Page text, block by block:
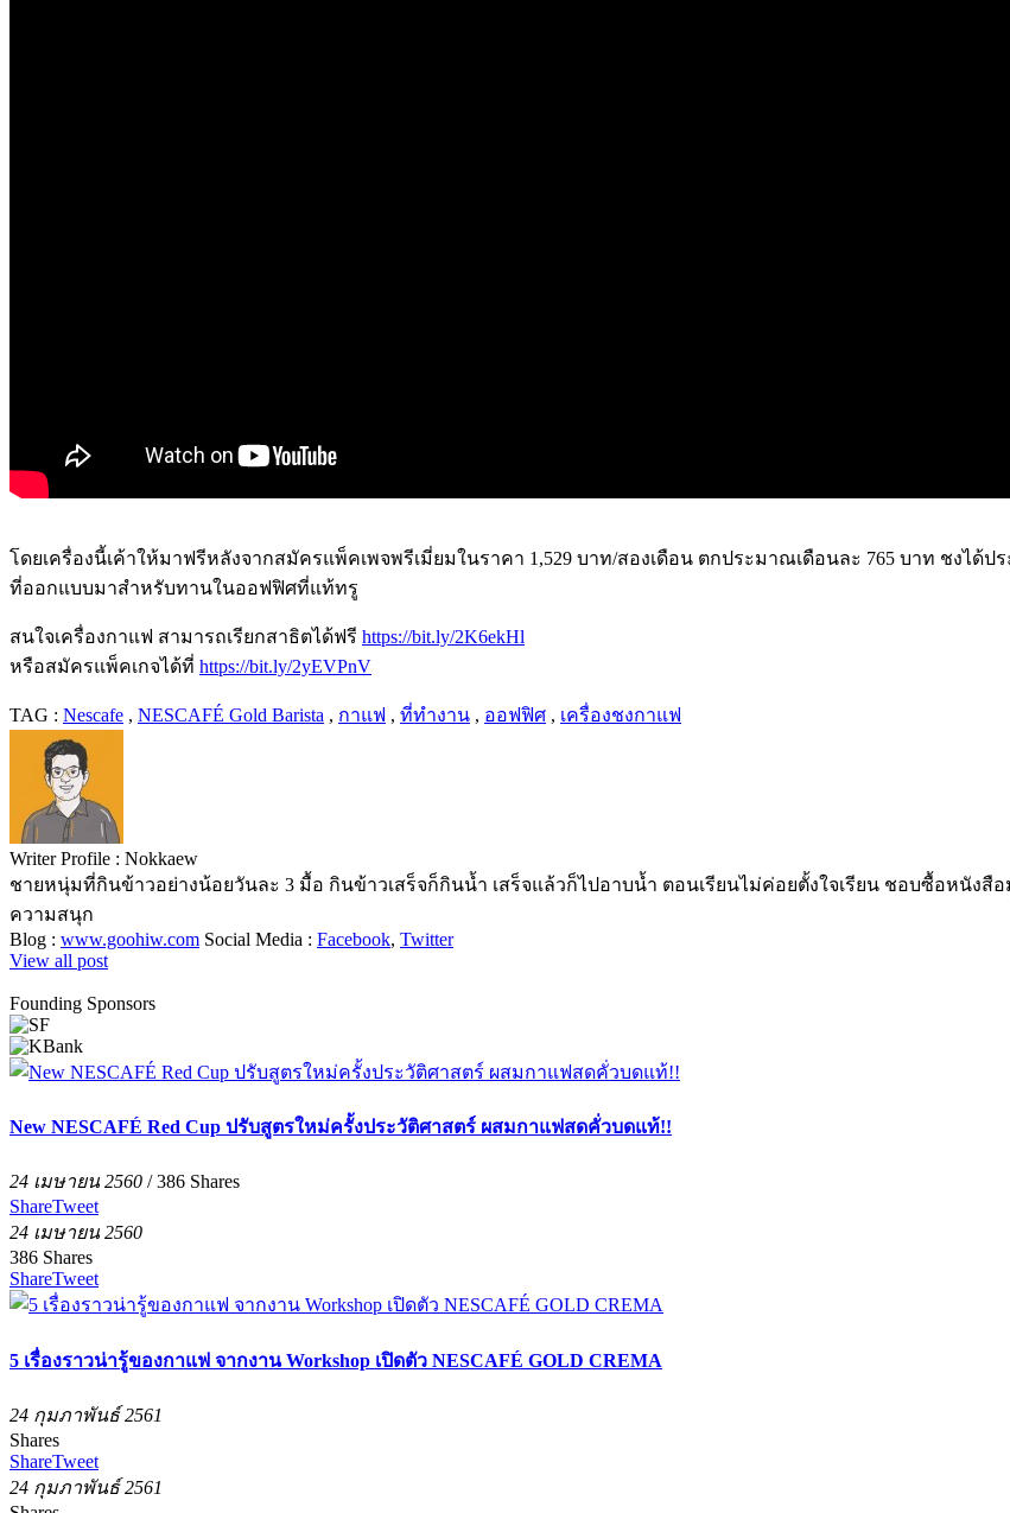
โดยเครื่องนี้เค้าให้มาฟรีหลังจากสมัครแพ็คเพจพรีเมี่ยมในราคา 1,529 บาท/สองเดือน ตกประมาณเดือนละ 765 บาท ชงได้ป
ที่ออกแบบมาสำหรับทานในออฟฟิศที่แท้ทรู
สนใจเครื่องกาแฟ สามารถเรียกสาธิตได้ฟรี https://bit.ly/2K6ekHl
หรือสมัครแพ็คเกจได้ที่ https://bit.ly/2yEVPnV
TAG : Nescafe , NESCAFÉ Gold Barista , กาแฟ , ที่ทำงาน , ออฟฟิศ , เครื่องชงกาแฟ
Writer Profile : Nokkaew
ชายหนุ่มที่กินข้าวอย่างน้อยวันละ 3 มื้อ กินข้าวเสร็จก็กินน้ำ เสร็จแล้วก็ไปอาบน้ำ ตอนเรียนไม่ค่อยตั้งใจเรียน ชอบซื้อหนัง
ความสนุก
Blog : www.goohiw.com Social Media : Facebook, Twitter
View all post
Founding Sponsors
New NESCAFÉ Red Cup ปรับสูตรใหม่ครั้งประวัติศาสตร์ ผสมกาแฟสดคั่วบดแท้!!
24 เมษายน 2560 /386 Shares
ShareTweet
24 เมษายน 2560
386 Shares
ShareTweet
5 เรื่องราวน่ารู้ของกาแฟ จากงาน Workshop เปิดตัว NESCAFÉ GOLD CREMA
24 กุมภาพันธ์ 2561
Shares
ShareTweet
24 กุมภาพันธ์ 2561